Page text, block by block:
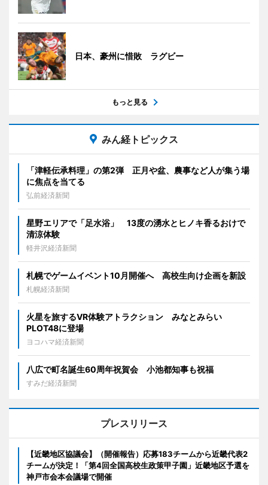
日本、豪州に惜敗 ラグビー
もっと見る
みん経トピックス
「津軽伝承料理」の第2弾 正月や盆、農事など人が集う場
に焦点を当てる
弘前経済新聞
星野エリアで「足水浴」 13度の湧水とヒノキ香るおけで
清涼体験
軽井沢経済新聞
札幌でゲームイベント10月開催へ 高校生向け企画を新設
札幌経済新聞
火星を旅するVR体験アトラクション みなとみらい
PLOT48に登場
ヨコハマ経済新聞
八広で町名誕生60周年祝賀会 小池都知事も祝福
すみだ経済新聞
プレスリリース
【近畿地区協議会】（開催報告）応募183チームから近畿代表2
チームが決定！「第4回全国高校生政策甲子園」近畿地区予選を
神戸市会本会議場で開催